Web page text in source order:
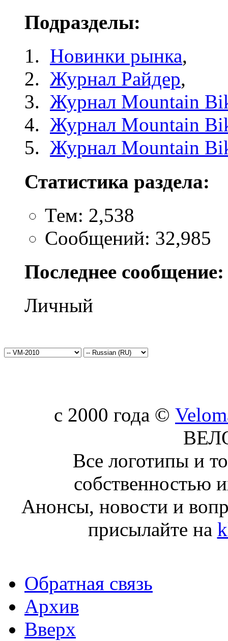
Подразделы:
Новинки рынка,
Журнал Райдер,
Журнал Mountain
Журнал Mountain
Журнал Mountain
Статистика раздела:
Тем: 2,538
Сообщений: 32,985
Последнее сообщение:
Личный
c 2000 года ©
Все логотипы и
собственностью
Анонсы, новости и
присылайте на
Обратная связь
Архив
Вверх